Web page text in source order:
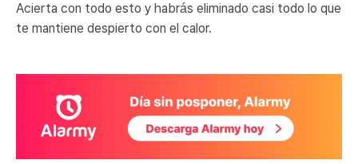
Acierta con todo esto y habrás eliminado casi todo lo que
te mantiene despierto con el calor.